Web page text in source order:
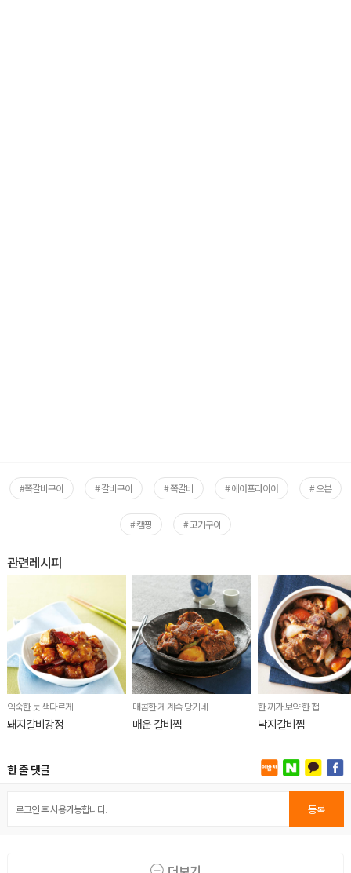
#쪽갈비구이 # 갈비구이 # 쪽갈비 # 에어프라이어 # 오븐
# 캠핑 # 고기구이
관련레시피
익숙한 듯 색다르게
돼지갈비강정
매콤한 게 계속 당기네
매운 갈비찜
한 끼가 보약 한 첩
낙지갈비찜
한 줄 댓글
등록